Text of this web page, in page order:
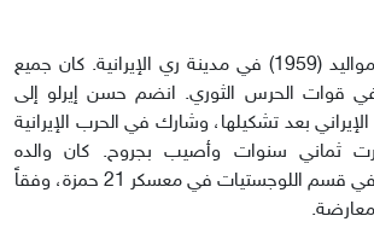
، من مواليد (1959) في مدينة ري الإيرانية. كان جميع
في قوات الحرس الثوري. انضم حسن إيرلو إلى
بعد تشكيلها، وشارك في الحرب الإيرانية
ثماني سنوات وأصيب بجروح. كان والده
المتوفى يعمل أيضًا في قسم اللوجستيات في معسكر 21 حمزة، وفقاً
معارضة.